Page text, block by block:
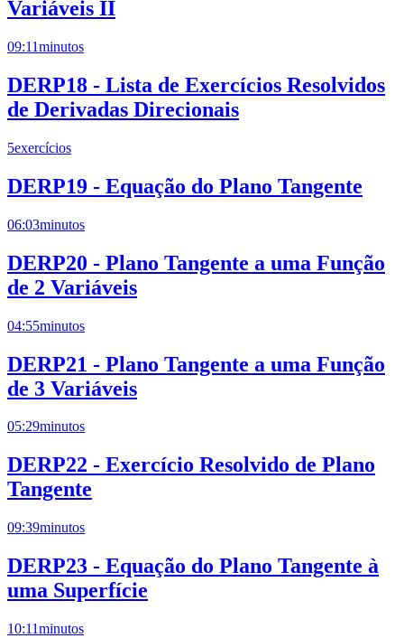
Variáveis II
09:11minutos
DERP18 - Lista de Exercícios Resolvidos
de Derivadas Direcionais
5exercícios
DERP19 - Equação do Plano Tangente
06:03minutos
DERP20 - Plano Tangente a uma Função
de 2 Variáveis
04:55minutos
DERP21 - Plano Tangente a uma Função
de 3 Variáveis
05:29minutos
DERP22 - Exercício Resolvido de Plano
Tangente
09:39minutos
DERP23 - Equação do Plano Tangente à
uma Superfície
10:11minutos